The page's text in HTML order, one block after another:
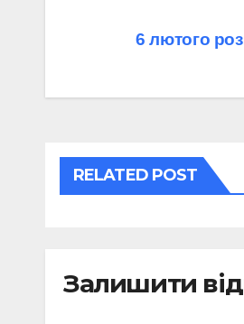
Навігація
6 лютого
RELATED POST
Залишити